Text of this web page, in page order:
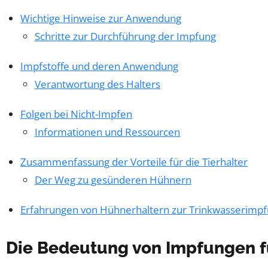
Wichtige Hinweise zur Anwendung
Schritte zur Durchführung der Impfung
Impfstoffe und deren Anwendung
Verantwortung des Halters
Folgen bei Nicht-Impfen
Informationen und Ressourcen
Zusammenfassung der Vorteile für die Tierhalter
Der Weg zu gesünderen Hühnern
Erfahrungen von Hühnerhaltern zur
Die Bedeutung von Impfungen